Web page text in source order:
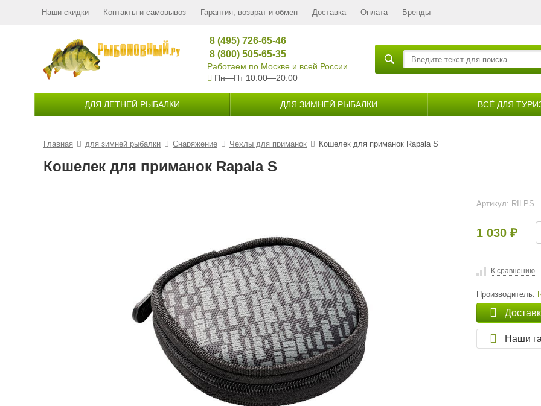
Наши скидки Контакты и самовывоз Гарантия, возврат и обмен Доставка Оплата Бренды
8 (495) 726-65-46
8 (800) 505-65-35
Работаем по Москве и всей России
Пн—Пт 10.00—20.00
ДЛЯ ЛЕТНЕЙ РЫБАЛКИ ДЛЯ ЗИМНЕЙ РЫБАЛКИ ВСЁ ДЛЯ
Главная для зимней рыбалки Снаряжение Чехлы для приманок Кошелек для приманок Rapala S
Кошелек для приманок Rapala S
Артикул: RILPS
1 030₽
К сравнению
Производитель:
Наши